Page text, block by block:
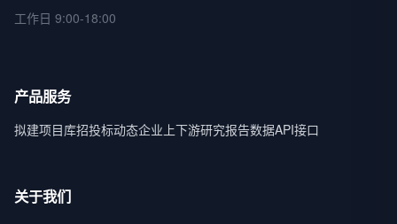
工作日 9:00-18:00
产品服务
拟建项目库招投标动态企业上下游研究报告数据API接口
关于我们